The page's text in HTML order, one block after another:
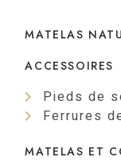
MATELAS
ACCESSOIRES
Pieds de
Ferrures
MATELAS ET